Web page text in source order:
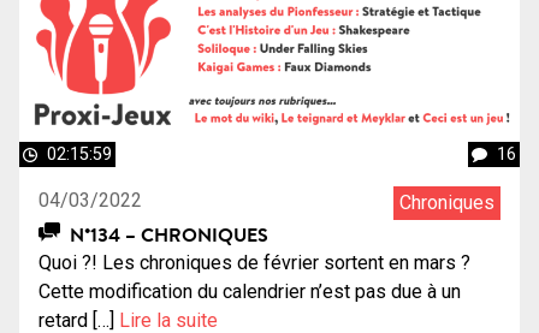
02:15:59 16
04/03/2022 Chroniques
N°134 – CHRONIQUES
Quoi ?! Les chroniques de février sortent en mars ?
Cette modification du calendrier n’est pas due à un
retard […] Lire la suite